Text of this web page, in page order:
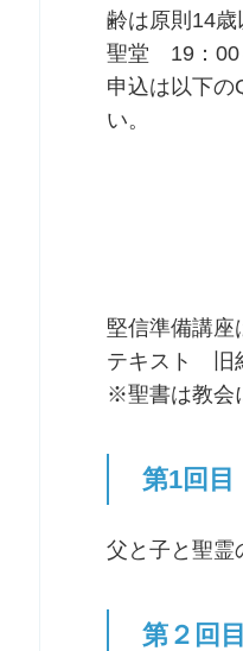
齢は原則14
聖堂 19：00
申込は以下の
い。
堅信準備講座
テキスト 旧
※聖書は教会
第1回
父と子と聖霊
第２回